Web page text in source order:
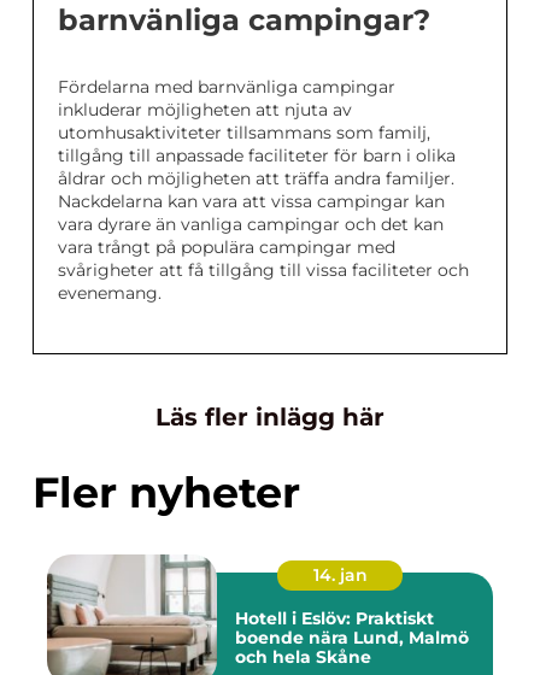
barnvänliga campingar?
Fördelarna med barnvänliga campingar
inkluderar möjligheten att njuta av
utomhusaktiviteter tillsammans som familj,
tillgång till anpassade faciliteter för barn i olika
åldrar och möjligheten att träffa andra familjer.
Nackdelarna kan vara att vissa campingar kan
vara dyrare än vanliga campingar och det kan
vara trångt på populära campingar med
svårigheter att få tillgång till vissa faciliteter och
evenemang.
Läs fler inlägg här
Fler nyheter
14. jan
Hotell i Eslöv: Praktiskt
boende nära Lund, Malmö
och hela Skåne